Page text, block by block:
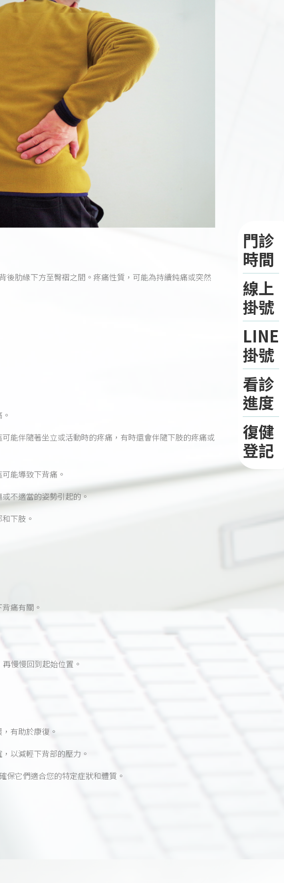
肋緣下方至臀褶之間。疼痛性質，可能為持續鈍痛或突然
能伴隨著坐立或活動時的疼痛，有時還會伴隨下肢的疼痛或
能導致下背痛。
不適當的姿勢引起的。
下肢。
痛有關。
慢慢回到起始位置。
有助於康復。
以減輕下背部的壓力。
保它們適合您的特定症狀和體質。
門診
時間
線上
掛號
LINE
掛號
看診
進度
復健
登記